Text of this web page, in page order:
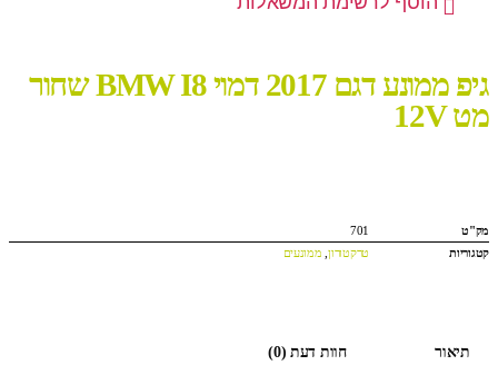
גיפ ממונע דגם 2017 דמוי BMW I8 שחור
מט 12V
מק"ט
701
קטגוריות
טרקטורון, ממונעים
תיאור חוות דעת (0)